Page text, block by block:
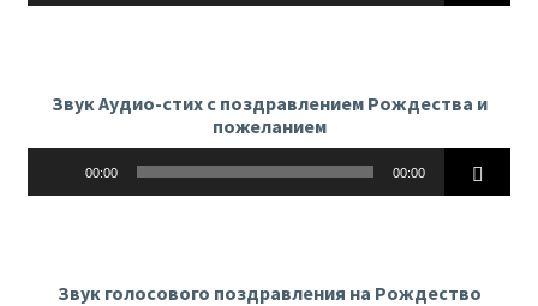
Звук Аудио-стих с поздравлением Рождества и
пожеланием
00:00 00:00
Звук голосового поздравления на Рождество